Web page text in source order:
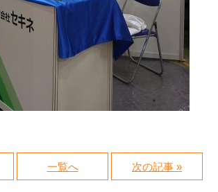
一覧へ 次の記事 »